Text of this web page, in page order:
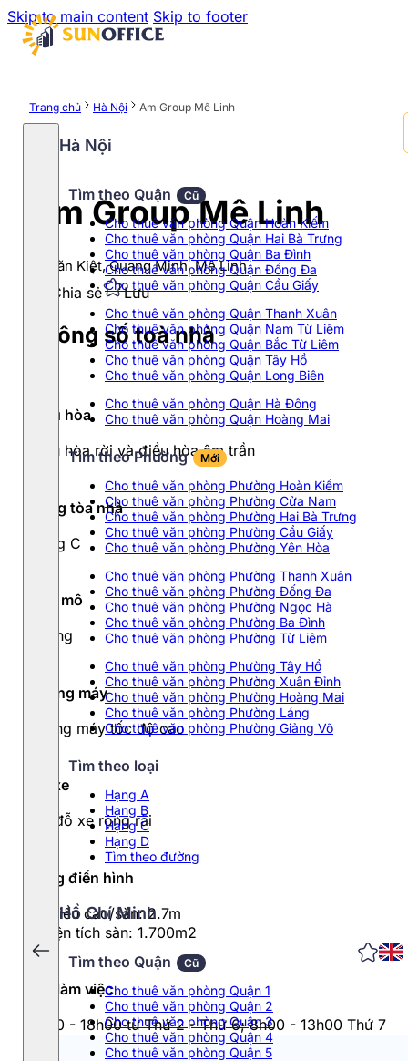
Skip to main content Skip to footer
Hà Nội
Tìm theo Quận Cũ
Cho thuê văn phòng Quận Hoàn Kiếm
Cho thuê văn phòng Quận Hai Bà Trưng
Cho thuê văn phòng Quận Ba Đình
Cho thuê văn phòng Quận Đống Đa
Cho thuê văn phòng Quận Cầu Giấy
Cho thuê văn phòng Quận Thanh Xuân
Cho thuê văn phòng Quận Nam Từ Liêm
Cho thuê văn phòng Quận Bắc Từ Liêm
Cho thuê văn phòng Quận Tây Hồ
Cho thuê văn phòng Quận Long Biên
Cho thuê văn phòng Quận Hà Đông
Cho thuê văn phòng Quận Hoàng Mai
Tìm theo Phường Mới
Cho thuê văn phòng Phường Hoàn Kiếm
Cho thuê văn phòng Phường Cửa Nam
Cho thuê văn phòng Phường Hai Bà Trưng
Cho thuê văn phòng Phường Cầu Giấy
Cho thuê văn phòng Phường Yên Hòa
Cho thuê văn phòng Phường Thanh Xuân
Cho thuê văn phòng Phường Đống Đa
Cho thuê văn phòng Phường Ngọc Hà
Cho thuê văn phòng Phường Ba Đình
Cho thuê văn phòng Phường Từ Liêm
Cho thuê văn phòng Phường Tây Hồ
Cho thuê văn phòng Phường Xuân Đỉnh
Cho thuê văn phòng Phường Hoàng Mai
Cho thuê văn phòng Phường Láng
Cho thuê văn phòng Phường Giảng Võ
Tìm theo loại
Hạng A
Hạng B
Hạng C
Hạng D
Tìm theo đường
Hồ Chí Minh
Tìm theo Quận Cũ
Cho thuê văn phòng Quận 1
Cho thuê văn phòng Quận 2
Cho thuê văn phòng Quận 3
Cho thuê văn phòng Quận 4
Cho thuê văn phòng Quận 5
Trang chủ Hà Nội Am Group Mê Linh
Am Group Mê Linh
Võ Văn Kiệt, Quang Minh, Mê Linh
Chia sẻ Lưu
Thông số toà nhà
Điều hòa
Điều hòa rời và điều hòa âm trần
Hạng tòa nhà
Hạng C
Quy mô
8 tầng
Thang máy
Thang máy tốc độ cao
Đỗ xe
Bãi đỗ xe rộng rãi
Tầng điển hình
- Chiều cao/sàn: 2.7m
- Diện tích sàn: 1.700m2
Giờ làm việc
8h00 - 18h00 từ Thứ 2 - Thứ 6; 8h00 - 13h00 Thứ 7